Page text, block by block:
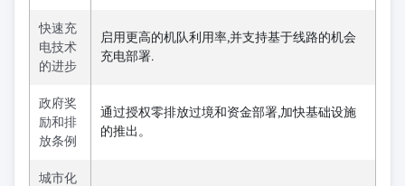
快速充
电技术
的进步
启用更高的机队利用率,并支持基于线路的机会
充电部署.
政府奖
励和排
放条例
通过授权零排放过境和资金部署,加快基础设施
的推出。
城市化